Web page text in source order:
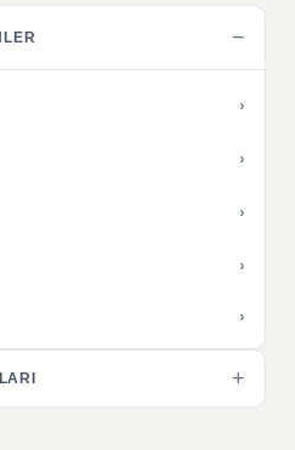
−
›
›
›
›
›
+